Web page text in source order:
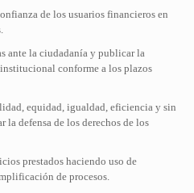
de los usuarios financieros en
ante la ciudadanía y publicar la
conforme a los plazos
equidad, igualdad, eficiencia y sin
la defensa de los derechos de los
prestados haciendo uso de
de procesos.